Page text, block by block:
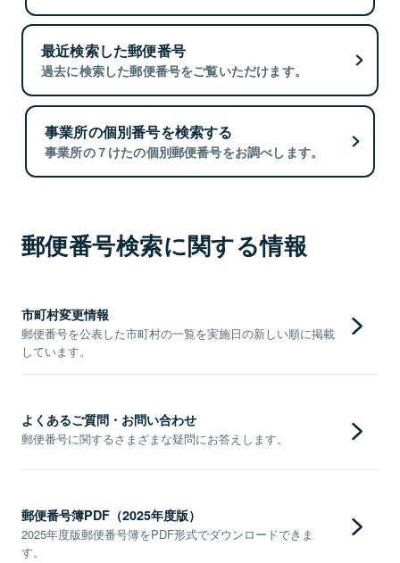
最近検索した郵便番号
過去に検索した郵便番号をご覧いただけます。
事業所の個別番号を検索する
事業所の７けたの個別郵便番号をお調べします。
郵便番号検索に関する情報
市町村変更情報
郵便番号を公表した市町村の一覧を実施日の新しい順に掲載
しています。
よくあるご質問・お問い合わせ
郵便番号に関するさまざまな疑問にお答えします。
郵便番号簿PDF（2025年度版）
2025年度版郵便番号簿をPDF形式でダウンロードできま
す。